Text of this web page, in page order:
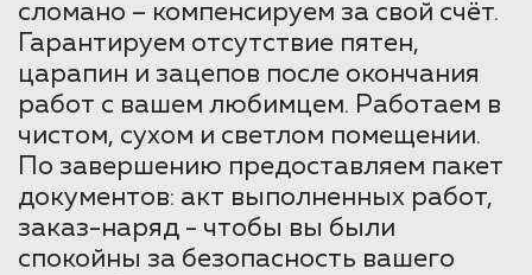
сломано – компенсируем за свой счёт.
Гарантируем отсутствие пятен,
царапин и зацепов после окончания
работ с вашем любимцем. Работаем в
чистом, сухом и светлом помещении.
По завершению предоставляем пакет
документов: акт выполненных работ,
заказ-наряд - чтобы вы были
спокойны за безопасность вашего